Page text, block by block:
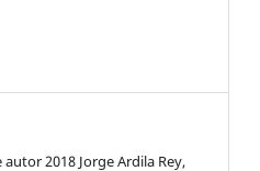
autor 2018 Jorge Ardila Rey,